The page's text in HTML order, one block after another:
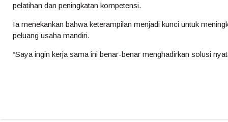
pelatihan dan peningkatan kompetensi.
Ia menekankan bahwa keterampilan menjadi kunci untuk
peluang usaha mandiri.
“Saya ingin kerja sama ini benar-benar menghadirkan solusi